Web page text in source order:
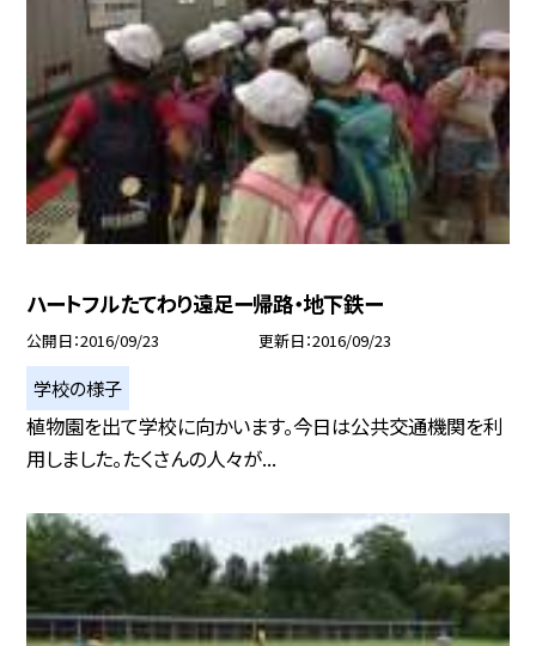
ハートフルたてわり遠足ー帰路・地下鉄ー
公開日 2016/09/23 更新日 2016/09/23
学校の様子
植物園を出て学校に向かいます。今日は公共交通機関を利
用しました。たくさんの人々が...